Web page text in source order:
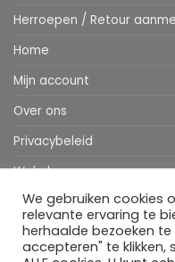
Herroepen / Retour
Home
Mijn account
Over ons
Privacybeleid
Webshop
Winkelwagen
We gebruiken cookies
relevante ervaring te
herhaalde bezoeken
accepteren" te klikken,